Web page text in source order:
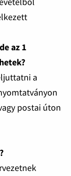
az 1
a
postai úton